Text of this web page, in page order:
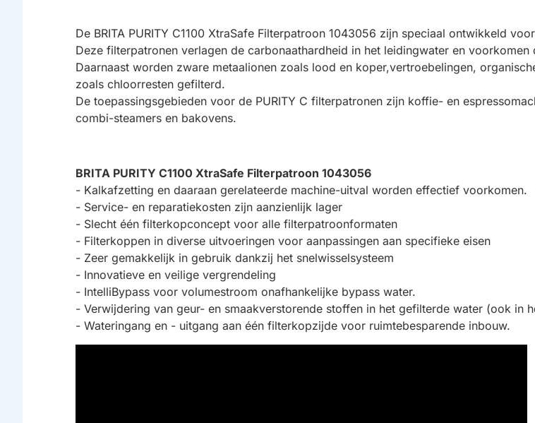
De BRITA PURITY C1100 XtraSafe Filterpatroon 1043056 zijn speciaal ontwikkeld
Deze filterpatronen verlagen de carbonaathardheid in het leidingwater en
Daarnaast worden zware metaalionen zoals lood en koper,vertroebelingen,
zoals chloorresten gefilterd.
De toepassingsgebieden voor de PURITY C filterpatronen zijn koffie- en
combi-steamers en bakovens.
BRITA PURITY C1100 XtraSafe Filterpatroon 1043056
- Kalkafzetting en daaraan gerelateerde machine-uitval worden effectief voorkomen.
- Service- en reparatiekosten zijn aanzienlijk lager
- Slecht één filterkopconcept voor alle filterpatroonformaten
- Filterkoppen in diverse uitvoeringen voor aanpassingen aan specifieke eisen
- Zeer gemakkelijk in gebruik dankzij het snelwisselsysteem
- Innovatieve en veilige vergrendeling
- IntelliBypass voor volumestroom onafhankelijke bypass water.
- Verwijdering van geur- en smaakverstorende stoffen in het gefilterde water (ook in
- Wateringang en - uitgang aan één filterkopzijde voor ruimtebesparende inbouw.